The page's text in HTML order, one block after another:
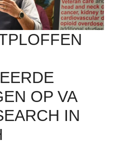
OP VA
IN